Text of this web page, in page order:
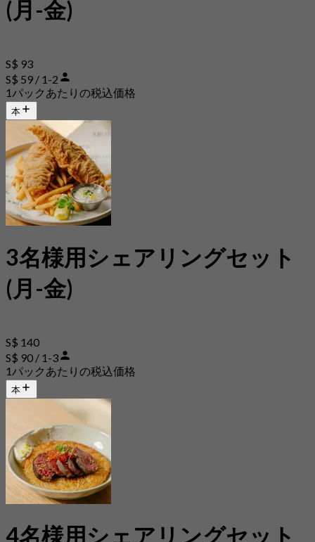
(月-金)
S$ 93
S$ 59 / 1-2
1パックあたりの税込価格
本
3名様用シェアリングセット
(月-金)
S$ 140
S$ 90 / 1-3
1パックあたりの税込価格
本
4名様用シェアリングセット